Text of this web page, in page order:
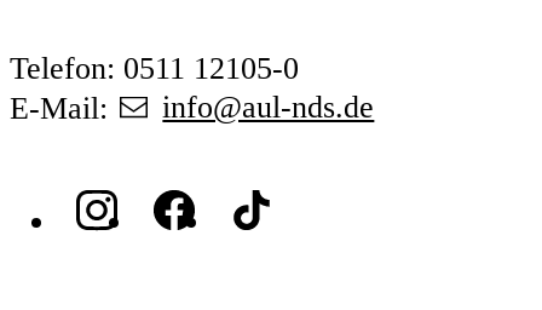
Telefon: 0511 12105-0
E-Mail:
info@aul-nds.de